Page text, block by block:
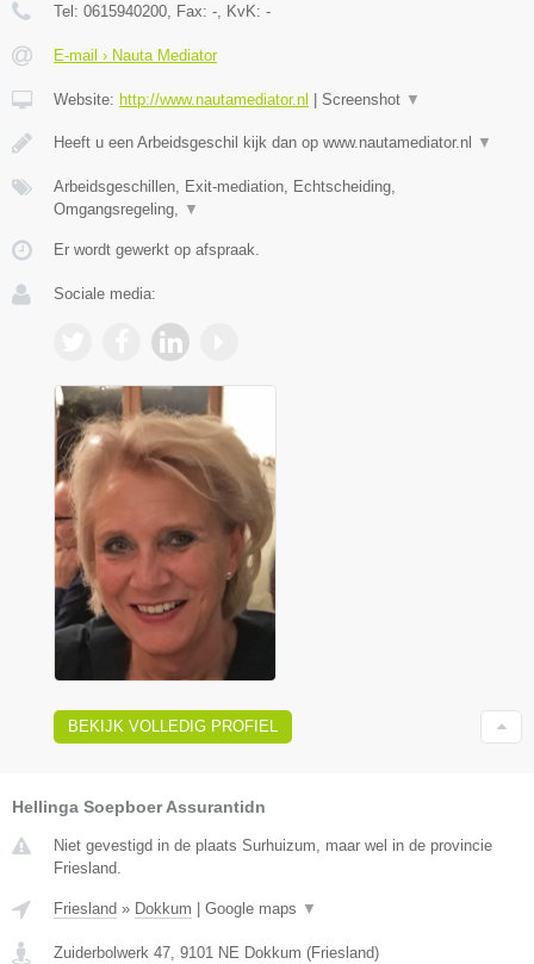
Tel: 0615940200 , Fax: - , KvK: -
E-mail › Nauta Mediator
Website: http://www.nautamediator.nl Screenshot ▼
Heeft u een Arbeidsgeschil kijk dan op www.nautamediator.nl ▼
Arbeidsgeschillen, Exit-mediation, Echtscheiding,
Omgangsregeling,
▼
Er wordt gewerkt op afspraak.
Sociale media:
BEKIJK VOLLEDIG PROFIEL
Hellinga Soepboer Assurantidn
Niet gevestigd in de plaats Surhuizum, maar wel in de provincie
Friesland.
Friesland » Dokkum Google maps ▼
Zuiderbolwerk 47, 9101 NE Dokkum (Friesland)